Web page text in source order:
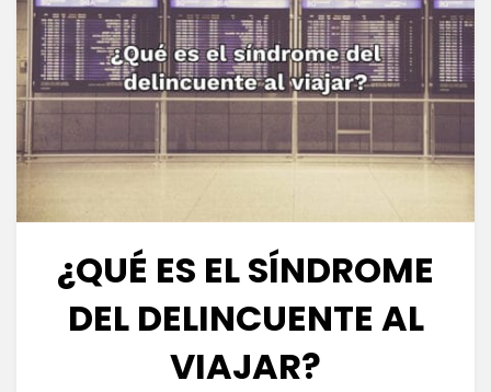
¿QUÉ ES EL SÍNDROME
DEL DELINCUENTE AL
VIAJAR?